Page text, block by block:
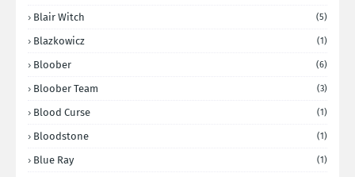
Blair Witch (5)
Blazkowicz (1)
Bloober (6)
Bloober Team (3)
Blood Curse (1)
Bloodstone (1)
Blue Ray (1)